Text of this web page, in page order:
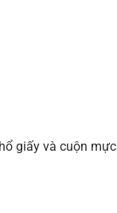
giấy và cuộn mực